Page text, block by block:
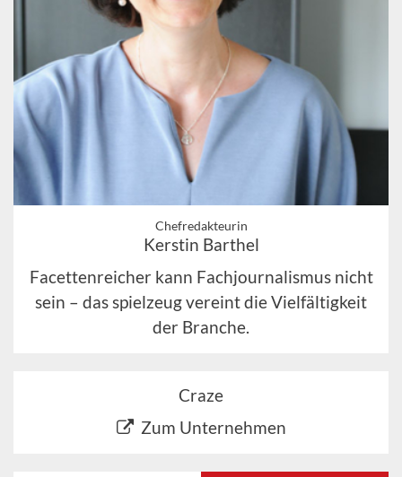
Chefredakteurin
Kerstin Barthel
Facettenreicher kann Fachjournalismus nicht
sein – das spielzeug vereint die Vielfältigkeit
der Branche.
Craze
Zum Unternehmen